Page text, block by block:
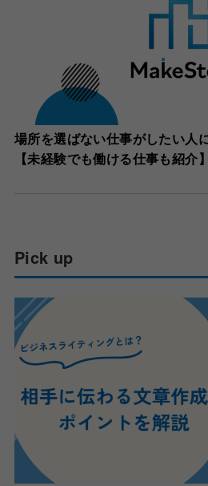
場所を選ばない仕事がしたい人
【未経験でも働ける仕事も紹介】
Pick up